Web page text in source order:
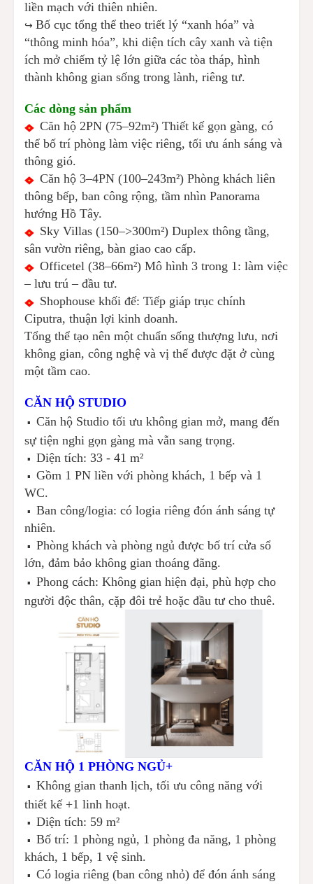
liền mạch với thiên nhiên.
↪️Bố cục tổng thể theo triết lý “xanh hóa” và
“thông minh hóa”, khi diện tích cây xanh và tiện
ích mở chiếm tỷ lệ lớn giữa các tòa tháp, hình
thành không gian sống trong lành, riêng tư.
Các dòng sản phẩm
Căn hộ 2PN (75–92m²)Thiết kế gọn gàng, có
thể bố trí phòng làm việc riêng, tối ưu ánh sáng và
thông gió.
Căn hộ 3–4PN (100–243m²) Phòng khách liên
thông bếp, ban công rộng, tầm nhìn Panorama
hướng Hồ Tây.
Sky Villas (150–>300m²) Duplex thông tầng,
sân vườn riêng, bàn giao cao cấp.
Officetel (38–66m²) Mô hình 3 trong 1: làm việc
– lưu trú – đầu tư.
Shophouse khối đế: Tiếp giáp trục chính
Ciputra, thuận lợi kinh doanh.
Tổng thể tạo nên một chuẩn sống thượng lưu, nơi
không gian, công nghệ và vị thế được đặt ở cùng
một tầm cao.
CĂN HỘ STUDIO
▪️Căn hộ Studio tối ưu không gian mở, mang đến
sự tiện nghi gọn gàng mà vẫn sang trọng.
▪️Diện tích: 33 - 41 m²
▪️Gồm 1 PN liền với phòng khách, 1 bếp và 1
WC.
▪️Ban công/logia: có logia riêng đón ánh sáng tự
nhiên.
▪️Phòng khách và phòng ngủ được bố trí cửa sổ
lớn, đảm bảo không gian thoáng đãng.
▪️Phong cách: Không gian hiện đại, phù hợp cho
người độc thân, cặp đôi trẻ hoặc đầu tư cho thuê.
CĂN HỘ 1 PHÒNG NGỦ+
▪️Không gian thanh lịch, tối ưu công năng với
thiết kế +1 linh hoạt.
▪️Diện tích: 59 m²
▪️Bố trí: 1 phòng ngủ, 1 phòng đa năng, 1 phòng
khách, 1 bếp, 1 vệ sinh.
▪️Có logia riêng (ban công nhỏ) để đón ánh sáng